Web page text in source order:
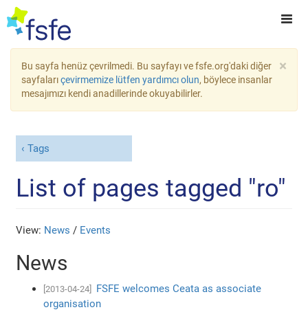
×
Bu sayfa henüz çevrilmedi. Bu sayfayı ve fsfe.org'daki diğer
sayfalarıçevirmemize lütfen yardımcı olun, böylece insanlar
mesajımızı kendi anadillerinde okuyabilirler.
Tags
List of pages tagged "ro"
View: News / Events
News
[2013-04-24]
FSFE welcomes Ceata as associate
organisation